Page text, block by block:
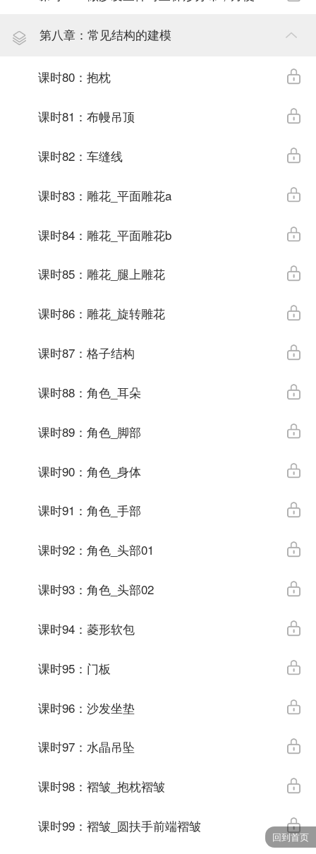
第八章：常见结构的建模
课时80：抱枕
课时81：布幔吊顶
课时82：车缝线
课时83：雕花_平面雕花a
课时84：雕花_平面雕花b
课时85：雕花_腿上雕花
课时86：雕花_旋转雕花
课时87：格子结构
课时88：角色_耳朵
课时89：角色_脚部
课时90：角色_身体
课时91：角色_手部
课时92：角色_头部01
课时93：角色_头部02
课时94：菱形软包
课时95：门板
课时96：沙发坐垫
课时97：水晶吊坠
课时98：褶皱_抱枕褶皱
课时99：褶皱_圆扶手前端褶皱
回到首页